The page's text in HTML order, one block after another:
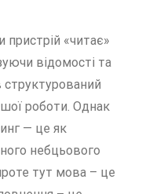
пристрій «читає»
відомості та
роботи. Однак
— це як
небцьового
тут мова – це